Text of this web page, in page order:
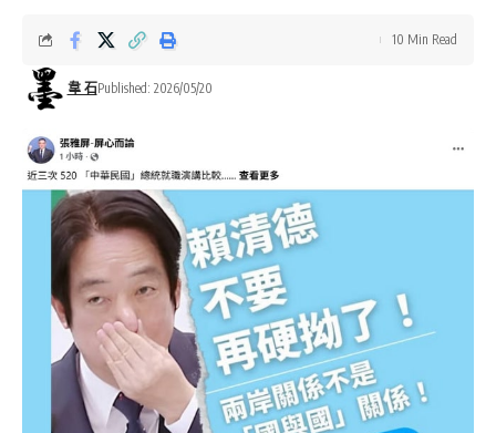
韋 石Published: 2026/05/20
10 Min Read